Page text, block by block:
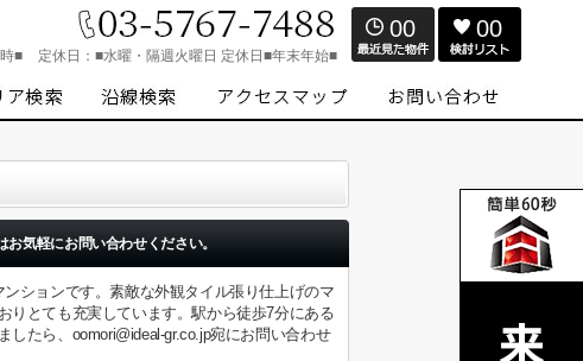
■ 定休日： ■水曜・隔週火曜日 定休日■年末年始■
00 00
お気軽にお問い合わせください。
ションです。素敵な外観タイル張り仕上げのマ
りとても充実しています。駅から徒歩7分にある
たら、oomori@ideal-gr.co.jp宛にお問い合わせ